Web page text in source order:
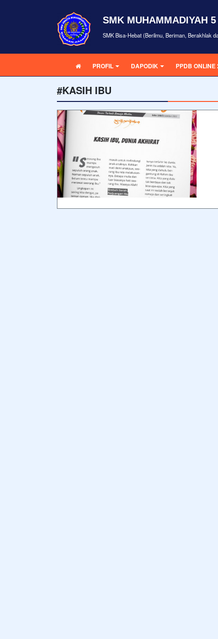
SMK MUHAMMADIYAH
SMK Bisa-Hebat (Berilmu, Beriman, Berakhlak
PROFIL DAPODIK PPDB
#KASIH IBU